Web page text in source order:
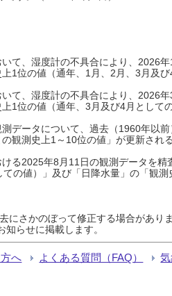
て、湿度計の不具合により、2026
1位の値（通年、1月、2月、3月及
て、湿度計の不具合により、2026
1位の値（通年、3月及び4月とし
データについて、過去（1960年以
観測史上1～10位の値」が更新され
る2025年8月11日の観測データを
ての値）」及び「日降水量」の「観
にさかのぼって修正する場合があり
らせに掲載します。
へ よくある質問（FAQ）